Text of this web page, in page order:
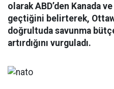
olarak ABD’den Kanada
geçtiğini belirterek,
doğrultuda savunma
artırdığını vurguladı.